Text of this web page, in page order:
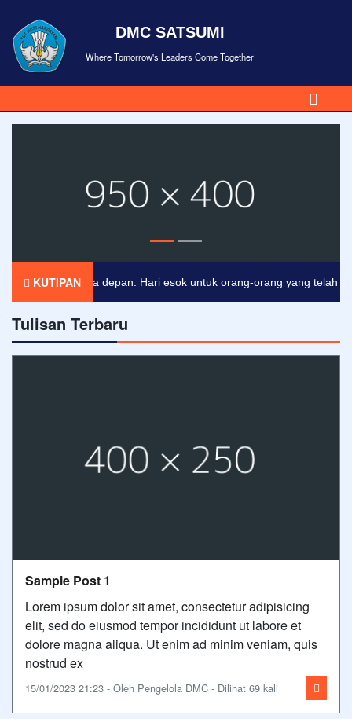
DMC SATSUMI
Where Tomorrow's Leaders Come Together
KUTIPAN
untuk masa depan. Hari esok untuk orang-orang yang telah
Tulisan Terbaru
Sample Post 1
Lorem ipsum dolor sit amet, consectetur adipisicing
elit, sed do eiusmod tempor incididunt ut labore et
dolore magna aliqua. Ut enim ad minim veniam, quis
nostrud ex
15/01/2023 21:23 - Oleh Pengelola DMC - Dilihat 69 kali